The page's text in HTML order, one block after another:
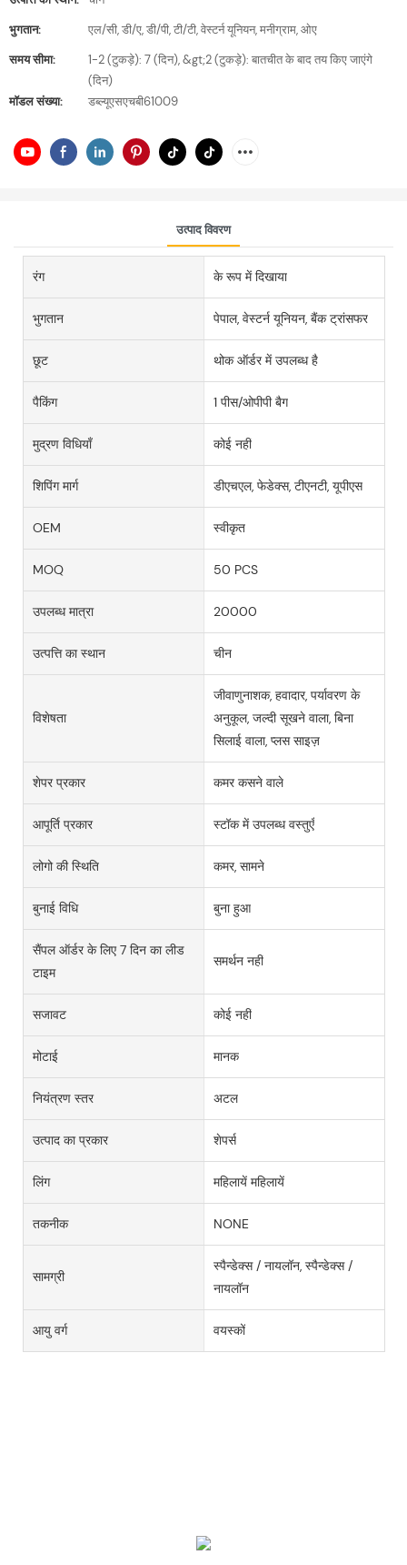
भुगतान:
एल/सी, डी/ए, डी/पी, टी/टी, वेस्टर्न यूनियन, मनीग्राम, ओए
समय सीमा:
1-2 (टुकड़े): 7 (दिन), &gt;2 (टुकड़े): बातचीत के बाद तय किए जाएंगे
(दिन)
मॉडल संख्या:
डब्ल्यूएसएचबी61009
उत्पाद विवरण
रंग के रूप में दिखाया
भुगतान पेपाल, वेस्टर्न यूनियन, बैंक ट्रांसफर
छूट थोक ऑर्डर में उपलब्ध है
पैकिंग 1 पीस/ओपीपी बैग
मुद्रण विधियाँ कोई नहीं
शिपिंग मार्ग डीएचएल, फेडेक्स, टीएनटी, यूपीएस
OEM स्वीकृत
MOQ 50 PCS
उपलब्ध मात्रा 20000
उत्पत्ति का स्थान चीन
विशेषता
जीवाणुनाशक, हवादार, पर्यावरण के
अनुकूल, जल्दी सूखने वाला, बिना
सिलाई वाला, प्लस साइज़
शेपर प्रकार कमर कसने वाले
आपूर्ति प्रकार स्टॉक में उपलब्ध वस्तुएँ
लोगो की स्थिति कमर, सामने
बुनाई विधि बुना हुआ
सैंपल ऑर्डर के लिए 7 दिन का लीड
टाइम
समर्थन नहीं
सजावट कोई नहीं
मोटाई मानक
नियंत्रण स्तर अटल
उत्पाद का प्रकार शेपर्स
लिंग महिलायें महिलायें
तकनीक NONE
सामग्री
स्पैन्डेक्स / नायलॉन, स्पैन्डेक्स /
नायलॉन
आयु वर्ग वयस्कों